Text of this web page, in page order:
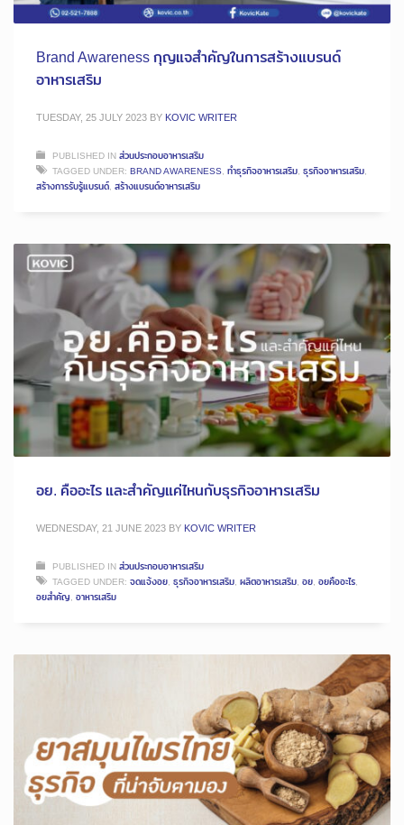
Brand Awareness กุญแจสำคัญในการสร้างแบรนด์
อาหารเสริม
TUESDAY, 25 JULY 2023 BY KOVIC WRITER
PUBLISHED INส่วนประกอบอาหารเสริม
TAGGED UNDER: BRAND AWARENESS, ทำธุรกิจอาหารเสริม, ธุรกิจอาหารเสริม,
สร้างการรับรู้แบรนด์, สร้างแบรนด์อาหารเสริม
อย. คืออะไร และสำคัญแค่ไหนกับธุรกิจอาหารเสริม
WEDNESDAY, 21 JUNE 2023 BY KOVIC WRITER
PUBLISHED INส่วนประกอบอาหารเสริม
TAGGED UNDER: จดแจ้งอย, ธุรกิจอาหารเสริม, ผลิตอาหารเสริม, อย, อยคืออะไร,
อยสำคัญ, อาหารเสริม